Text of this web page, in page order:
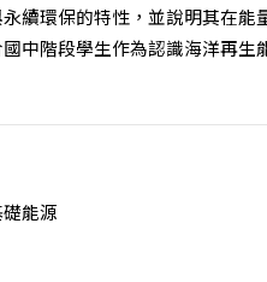
續環保的特性，並說明其在
中階段學生作為認識海洋再
能源